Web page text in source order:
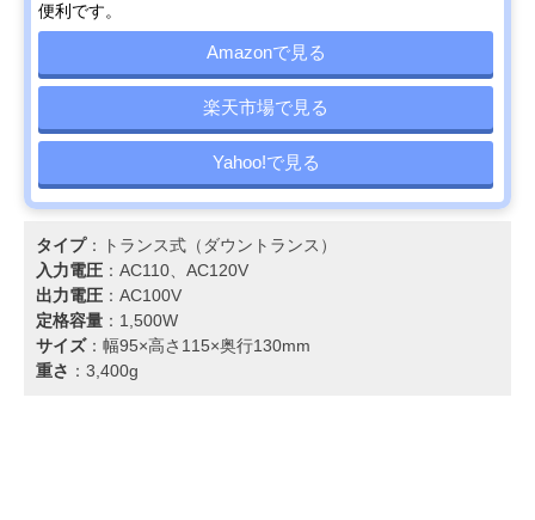
便利です。
Amazonで見る
楽天市場で見る
Yahoo!で見る
タイプ：トランス式（ダウントランス）
入力電圧 ：AC110、AC120V
出力電圧 ：AC100V
定格容量 ：1,500W
サイズ：幅95×高さ115×奥行130mm
重さ ：3,400g